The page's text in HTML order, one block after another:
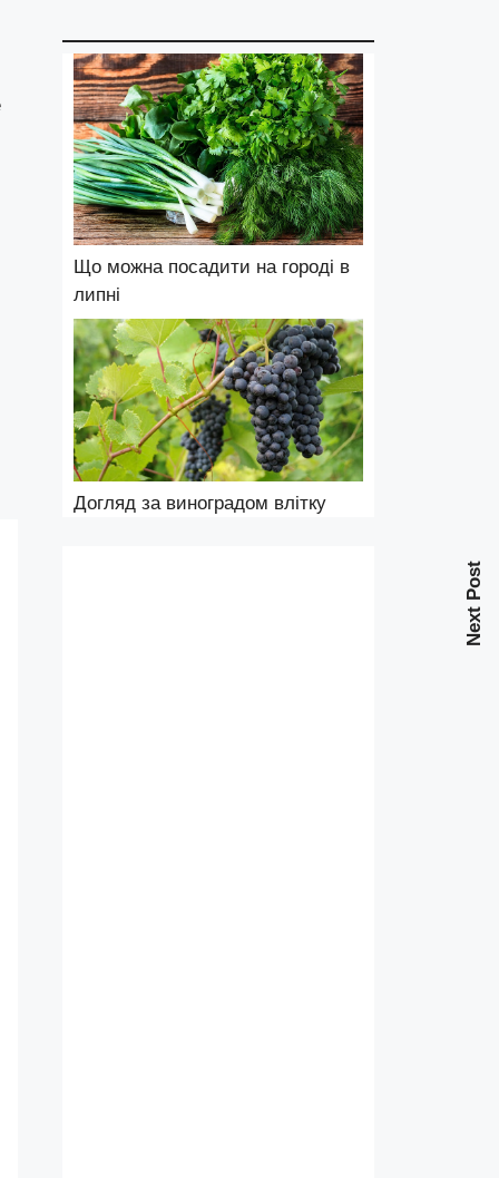
Next Post
Що можна посадити на городі в
липні
Догляд за виноградом влітку